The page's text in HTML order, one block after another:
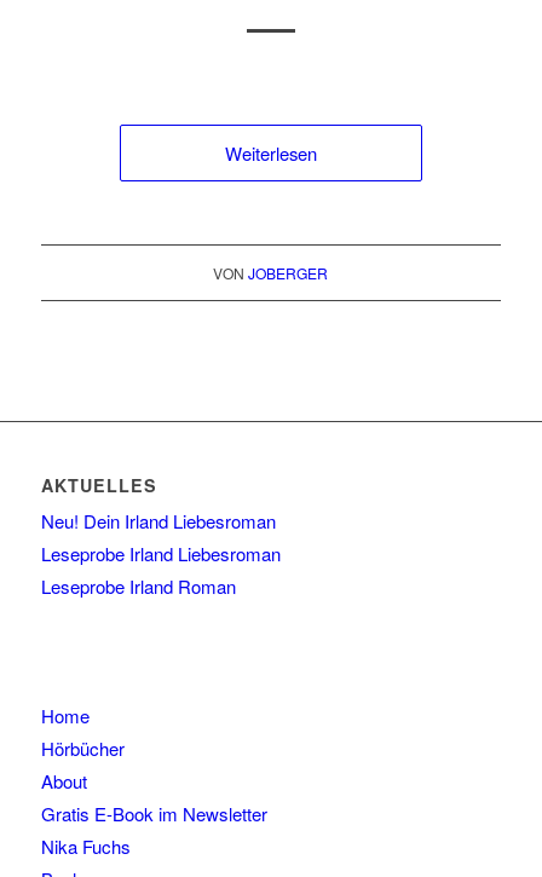
Weiterlesen
VONJOBERGER
AKTUELLES
Neu! Dein Irland Liebesroman
Leseprobe Irland Liebesroman
Leseprobe Irland Roman
Home
Hörbücher
About
Gratis E-Book im Newsletter
Nika Fuchs